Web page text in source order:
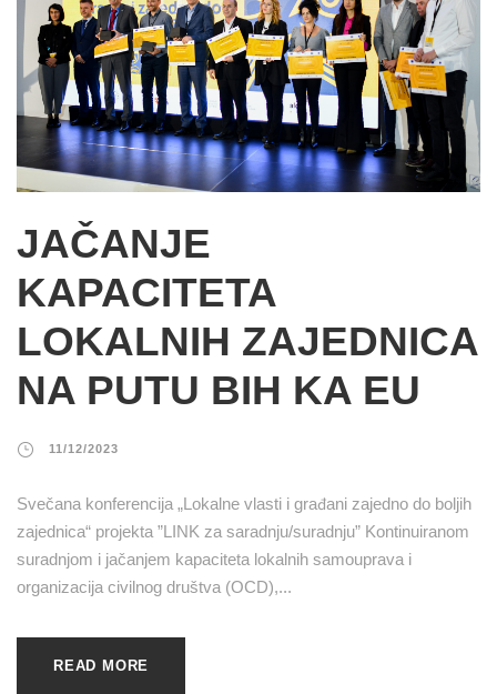
JAČANJE
KAPACITETA
LOKALNIH ZAJEDNICA
NA PUTU BIH KA EU
11/12/2023
Svečana konferencija „Lokalne vlasti i građani zajedno do boljih
zajednica“ projekta ”LINK za saradnju/suradnju” Kontinuiranom
suradnjom i jačanjem kapaciteta lokalnih samouprava i
organizacija civilnog društva (OCD),...
READ MORE